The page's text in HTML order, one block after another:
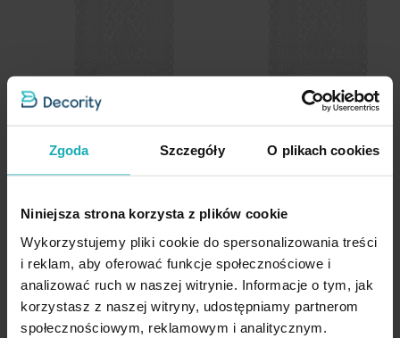
Zgoda Szczegóły O plikach cookies
Niniejsza strona korzysta z plików cookie
Wykorzystujemy pliki cookie do spersonalizowania treści
i reklam, aby oferować funkcje społecznościowe i
analizować ruch w naszej witrynie. Informacje o tym, jak
korzystasz z naszej witryny, udostępniamy partnerom
społecznościowym, reklamowym i analitycznym.
skład: 60% bawełna, 40 % poliester
sposób mocowania: szelki
Bieżnik na stół 32x140 cm biały
ażurowy MEGGY w stylu boho
Eurofirany
37,72 zł
-30%
Najniższa cena z 30 dni przed
obniżką:53,90 zł
Cena regularna:53,90 zł
ażurowy MEGGY w stylu boho
Eurofirany
40,52 zł
-30%
Najniższa cena z 30 dni przed
obniżką:57,90 zł
Cena regularna: 57,90 zł